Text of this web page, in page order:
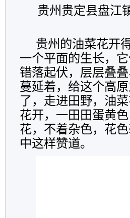
贵州贵定县盘江
贵州的油菜花开
一个平面的生长，
错落起伏，层层叠
蔓延着，给这个高
了，走进田野，油
花开，一田田蛋黄
花，不着杂色，花
中这样赞道。